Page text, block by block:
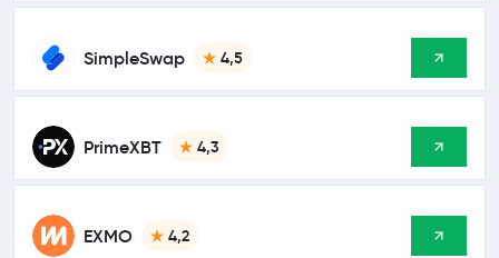
SimpleSwap 4,5
PrimeXBT 4,3
EXMO 4,2